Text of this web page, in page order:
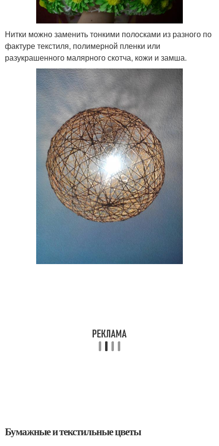
Нитки можно заменить тонкими полосками из разного по
фактуре текстиля, полимерной пленки или
разукрашенного малярного скотча, кожи и замша.
Бумажные и текстильные цветы